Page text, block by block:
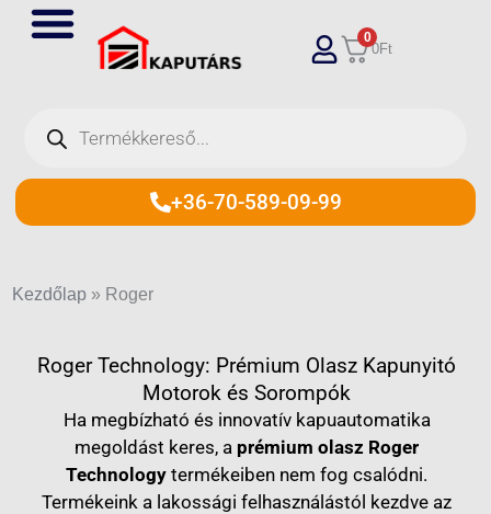
Skip
0
0Ft
+36-70-589-09-99
Kezdőlap » Roger
Roger Technology: Prémium Olasz Kapunyitó
Motorok és Sorompók
Ha megbízható és innovatív kapuautomatika
megoldást keres, a prémium olasz Roger
Technology termékeiben nem fog csalódni.
Termékeink a lakossági felhasználástól kezdve az